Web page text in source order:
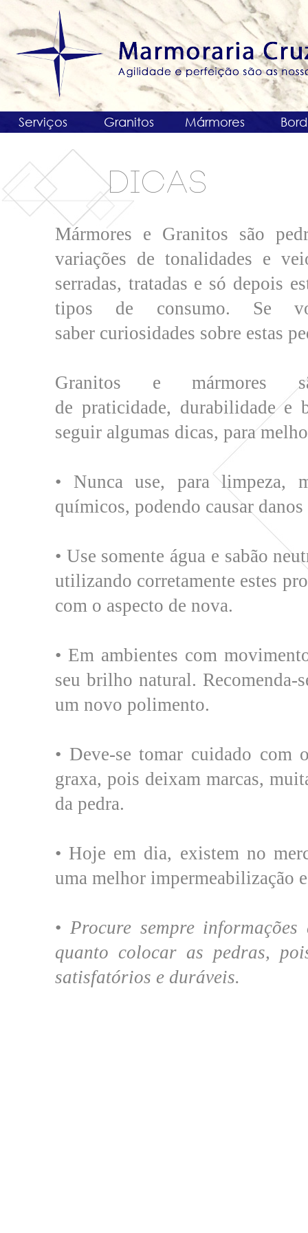
Serviços Granitos Mármores
DICAS
Mármores e Granitos são
variações de tonalidades e
serradas, tratadas e só depois
tipos de consumo. Se
saber curiosidades sobre estas
Granitos e mármores
de praticidade, durabilidade e
seguir algumas dicas, para
• Nunca use, para limpeza,
químicos, podendo causar
• Use somente água e sabão
utilizando corretamente estes
com o aspecto de nova.
• Em ambientes com
seu brilho natural. Recomenda-
um novo polimento.
• Deve-se tomar cuidado com
graxa, pois deixam marcas,
da pedra.
• Hoje em dia, existem no
uma melhor impermeabilização
• Procure sempre
quanto colocar as pedras,
satisfatórios e duráveis.